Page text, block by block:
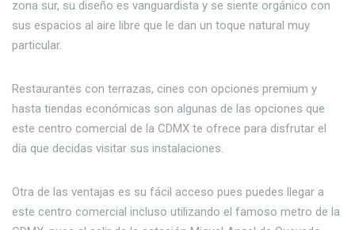
zona sur, su diseño es vanguardista y se siente orgánico con
sus espacios al aire libre que le dan un toque natural muy
particular.
Restaurantes con terrazas, cines con opciones premium y
hasta tiendas económicas son algunas de las opciones que
este centro comercial de la CDMX te ofrece para disfrutar el
día que decidas visitar sus instalaciones.
Otra de las ventajas es su fácil acceso pues puedes llegar a
este centro comercial incluso utilizando el famoso metro de la